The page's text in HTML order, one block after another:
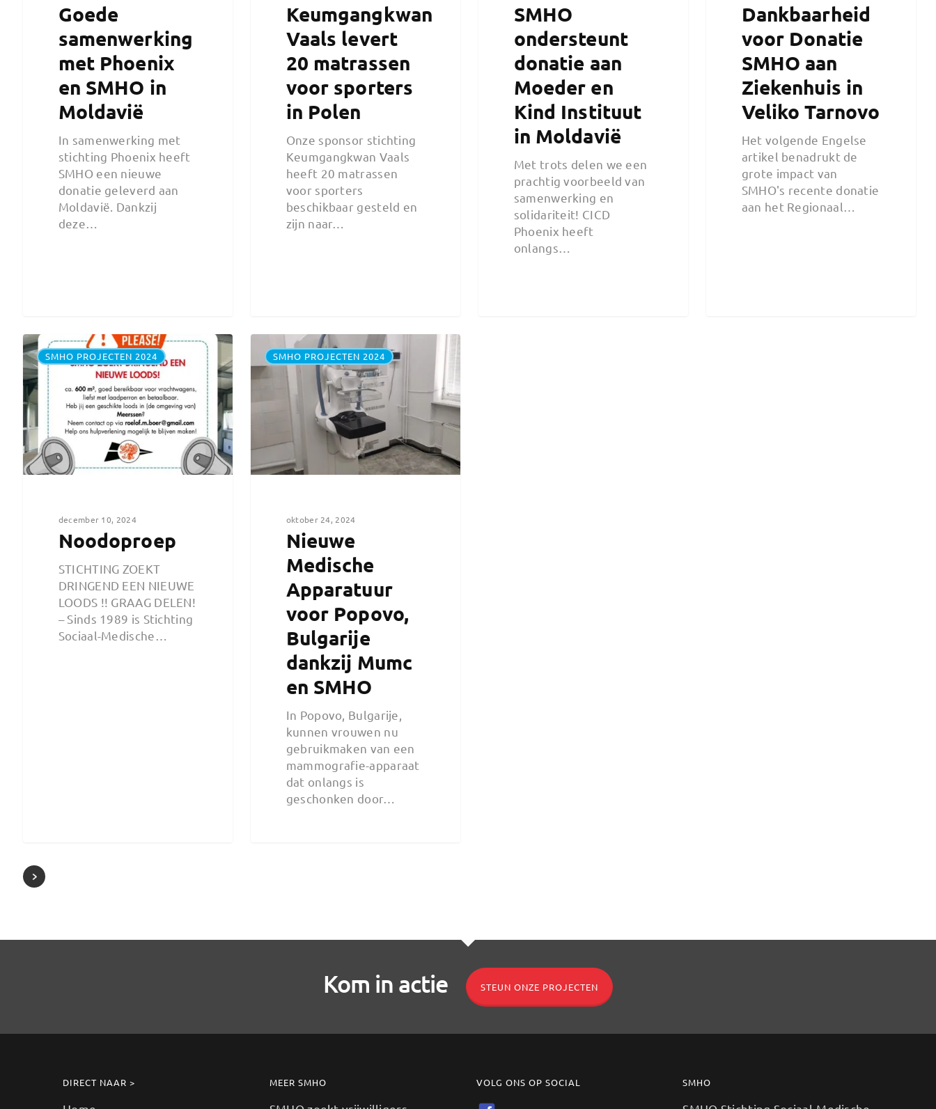
Goede
samenwerking
met Phoenix
en SMHO in
Moldavië
In samenwerking met
stichting Phoenix heeft
SMHO een nieuwe
donatie geleverd aan
Moldavië. Dankzij
deze…
Keumgangkwan
Vaals levert
20 matrassen
voor sporters
in Polen
Onze sponsor stichting
Keumgangkwan Vaals
heeft 20 matrassen
voor sporters
beschikbaar gesteld en
zijn naar…
SMHO
ondersteunt
donatie aan
Moeder en
Kind Instituut
in Moldavië
Met trots delen we een
prachtig voorbeeld van
samenwerking en
solidariteit! CICD
Phoenix heeft
onlangs…
Dankbaarheid
voor Donatie
SMHO aan
Ziekenhuis in
Veliko Tarnovo
Het volgende Engelse
artikel benadrukt de
grote impact van
SMHO's recente donatie
aan het Regionaal…
SMHO PROJECTEN 2024
december 10, 2024
Noodoproep
STICHTING ZOEKT
DRINGEND EEN NIEUWE
LOODS !! GRAAG DELEN!
– Sinds 1989 is Stichting
Sociaal-Medische…
SMHO PROJECTEN 2024
oktober 24, 2024
Nieuwe
Medische
Apparatuur
voor Popovo,
Bulgarije
dankzij Mumc
en SMHO
In Popovo, Bulgarije,
kunnen vrouwen nu
gebruikmaken van een
mammografie-apparaat
dat onlangs is
geschonken door…
Kom in actie STEUN ONZE PROJECTEN
DIRECT NAAR > MEER SMHO VOLG ONS OP SOCIAL SMHO